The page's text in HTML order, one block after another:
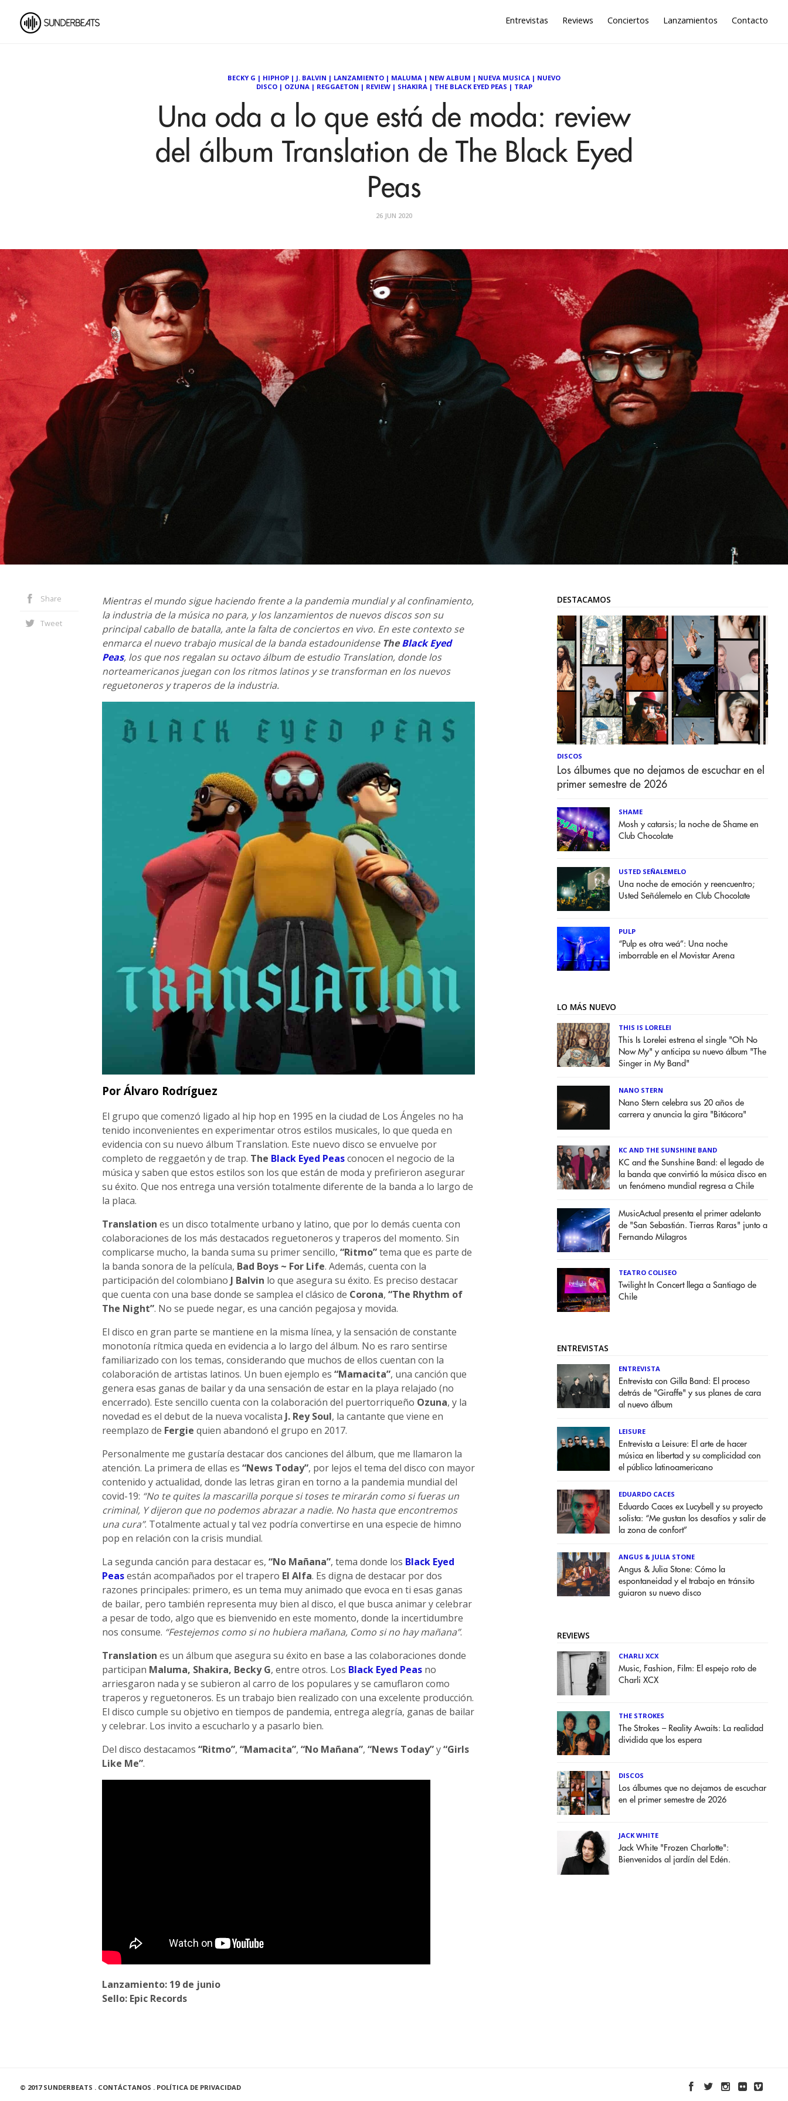
Entrevistas Reviews Conciertos Lanzamientos Contacto
BECKY G | HIPHOP | J. BALVIN | LANZAMIENTO | MALUMA | NEW ALBUM | NUEVA MUSICA | NUEVO
DISCO| OZUNA| REGGAETON | REVIEW| SHAKIRA| THE BLACK EYED PEAS | TRAP
Una oda a lo que está de moda: review
del álbum Translation de The Black Eyed
Peas
26 JUN 2020
Share
Tweet
Mientras el mundo sigue haciendo frente a la pandemia mundial y al confinamiento,
la industria de la música no para, y los lanzamientos de nuevos discos son su
principal caballo de batalla, ante la falta de conciertos en vivo. En este contexto se
enmarca el nuevo trabajo musical de la banda estadounidense The Black Eyed
Peas, los que nos regalan su octavo álbum de estudio Translation, donde los
norteamericanos juegan con los ritmos latinos y se transforman en los nuevos
reguetoneros y traperos de la industria.
Por Álvaro Rodríguez
El grupo que comenzó ligado al hip hop en 1995 en la ciudad de Los Ángeles no ha
tenido inconvenientes en experimentar otros estilos musicales, lo que queda en
evidencia con su nuevo álbum Translation. Este nuevo disco se envuelve por
completo de reggaetón y de trap. The Black Eyed Peasconocen el negocio de la
música y saben que estos estilos son los que están de moda y prefirieron asegurar
su éxito. Que nos entrega una versión totalmente diferente de la banda a lo largo de
la placa.
Translation es un disco totalmente urbano y latino, que por lo demás cuenta con
colaboraciones de los más destacados reguetoneros y traperos del momento. Sin
complicarse mucho, la banda suma su primer sencillo, “Ritmo”tema que es parte de
la banda sonora de la película, Bad Boys ~ For Life. Además, cuenta con la
participación del colombiano J Balvin lo que asegura su éxito. Es preciso destacar
que cuenta con una base donde se samplea el clásico de Corona, “The Rhythm of
The Night”. No se puede negar, es una canción pegajosa y movida.
El disco en gran parte se mantiene en la misma línea, y la sensación de constante
monotonía rítmica queda en evidencia a lo largo del álbum. No es raro sentirse
familiarizado con los temas, considerando que muchos de ellos cuentan con la
colaboración de artistas latinos. Un buen ejemplo es “Mamacita”, una canción que
genera esas ganas de bailar y da una sensación de estar en la playa relajado (no
encerrado). Este sencillo cuenta con la colaboración del puertorriqueño Ozuna, y la
novedad es el debut de la nueva vocalista J. Rey Soul, la cantante que viene en
reemplazo de Fergie quien abandonó el grupo en 2017.
Personalmente me gustaría destacar dos canciones del álbum, que me llamaron la
atención. La primera de ellas es “News Today”, por lejos el tema del disco con mayor
contenido y actualidad, donde las letras giran en torno a la pandemia mundial del
covid-19: “No te quites la mascarilla porque si toses te mirarán como si fueras un
criminal, Y dijeron que no podemos abrazar a nadie. No hasta que encontremos
una cura”. Totalmente actual y tal vez podría convertirse en una especie de himno
pop en relación con la crisis mundial.
La segunda canción para destacar es, “No Mañana”, tema donde los Black Eyed
Peasestán acompañados por el trapero El Alfa. Es digna de destacar por dos
razones principales: primero, es un tema muy animado que evoca en ti esas ganas
de bailar, pero también representa muy bien al disco, el que busca animar y celebrar
a pesar de todo, algo que es bienvenido en este momento, donde la incertidumbre
nos consume. “Festejemos como si no hubiera mañana, Como si no hay mañana”.
Translation es un álbum que asegura su éxito en base a las colaboraciones donde
participan Maluma, Shakira, Becky G, entre otros. Los Black Eyed Peasno
arriesgaron nada y se subieron al carro de los populares y se camuflaron como
traperos y reguetoneros. Es un trabajo bien realizado con una excelente producción.
El disco cumple su objetivo en tiempos de pandemia, entrega alegría, ganas de bailar
y celebrar. Los invito a escucharlo y a pasarlo bien.
Del disco destacamos “Ritmo”, “Mamacita”, “No Mañana”, “News Today”y“Girls
Like Me”.
Lanzamiento: 19 de junio
Sello: Epic Records
DESTACAMOS
DISCOS
Los álbumes que no dejamos de escuchar en el
primer semestre de 2026
SHAME
Mosh y catarsis; la noche de Shame en
Club Chocolate
USTED SEÑALEMELO
Una noche de emoción y reencuentro;
Usted Señálemelo en Club Chocolate
PULP
“Pulp es otra weá”: Una noche
imborrable en el Movistar Arena
LO MÁS NUEVO
THIS IS LORELEI
This Is Lorelei estrena el single "Oh No
Now My" y anticipa su nuevo álbum "The
Singer in My Band"
NANO STERN
Nano Stern celebra sus 20 años de
carrera y anuncia la gira "Bitácora"
KC AND THE SUNSHINE BAND
KC and the Sunshine Band: el legado de
la banda que convirtió la música disco en
un fenómeno mundial regresa a Chile
MusicActual presenta el primer adelanto
de "San Sebastián. Tierras Raras" junto a
Fernando Milagros
TEATRO COLISEO
Twilight In Concert llega a Santiago de
Chile
ENTREVISTAS
ENTREVISTA
Entrevista con Gilla Band: El proceso
detrás de "Giraffe" y sus planes de cara
al nuevo álbum
LEISURE
Entrevista a Leisure: El arte de hacer
música en libertad y su complicidad con
el público latinoamericano
EDUARDO CACES
Eduardo Caces ex Lucybell y su proyecto
solista: “Me gustan los desafíos y salir de
la zona de confort”
ANGUS & JULIA STONE
Angus & Julia Stone: Cómo la
espontaneidad y el trabajo en tránsito
guiaron su nuevo disco
REVIEWS
CHARLI XCX
Music, Fashion, Film: El espejo roto de
Charli XCX
THE STROKES
The Strokes – Reality Awaits: La realidad
dividida que los espera
DISCOS
Los álbumes que no dejamos de escuchar
en el primer semestre de 2026
JACK WHITE
Jack White "Frozen Charlotte":
Bienvenidos al jardín del Edén.
© 2017 SUNDERBEATS . CONTÁCTANOS . POLÍTICA DE PRIVACIDAD